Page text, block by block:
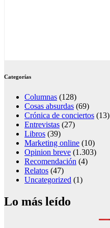
Categorías
Columnas (128)
Cosas absurdas (69)
Crónica de conciertos (13)
Entrevistas (27)
Libros (39)
Marketing online (10)
Opinion breve (1.303)
Recomendación (4)
Relatos (47)
Uncategorized (1)
Lo más leído